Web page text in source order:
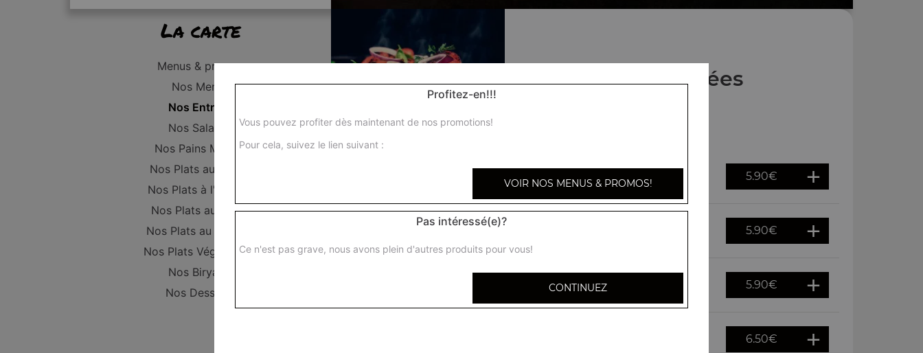
La carte
Menus & promos
Nos Menus
Nos Entrées
Nos Salades
Nos Pains Maison
Nos Plats au poulet
Nos Plats à l'Agneau
Nos Plats au Boeuf
Nos Plats au Poisson
Nos Plats Végétariens
Nos Biryanis
Nos Desserts
Nos Entrées
Beignets de pommes de terre à la farine de pois chiche
5.90€
5.90€
5.90€
6.50€
Profitez-en!!!
Vous pouvez profiter dès maintenant de nos promotions!
Pour cela, suivez le lien suivant :
VOIR NOS MENUS & PROMOS!
Pas intéressé(e)?
Ce n'est pas grave, nous avons plein d'autres produits pour vous!
CONTINUEZ